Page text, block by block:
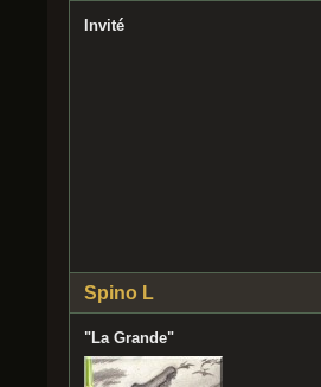
Invité
Spino L
"La Grande"